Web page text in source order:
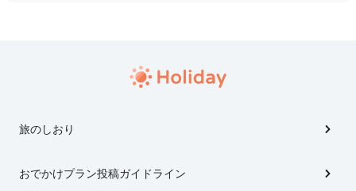
旅のしおり
おでかけプラン投稿ガイドライン